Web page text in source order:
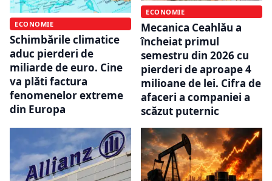
ECONOMIE
Schimbările climatice
aduc pierderi de
miliarde de euro. Cine
va plăti factura
fenomenelor extreme
din Europa
ECONOMIE
Mecanica Ceahlău a
încheiat primul
semestru din 2026 cu
pierderi de aproape 4
milioane de lei. Cifra de
afaceri a companiei a
scăzut puternic